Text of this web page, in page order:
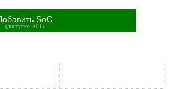
SoC
(доступно: 401)